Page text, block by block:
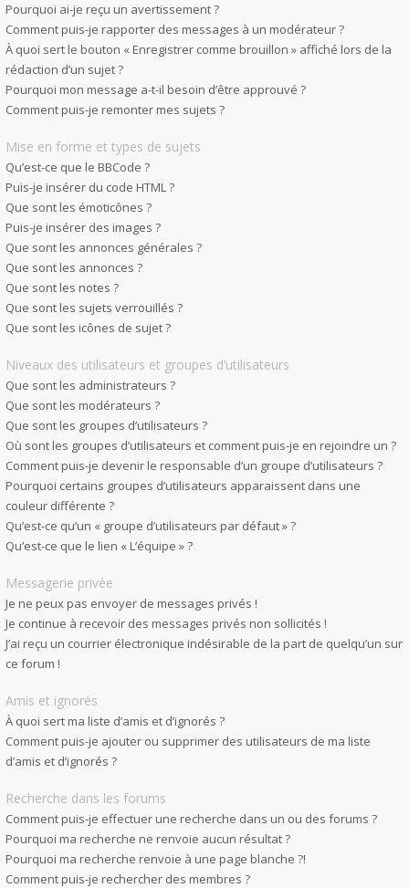
Pourquoi ai-je reçu un avertissement ?
Comment puis-je rapporter des messages à un modérateur ?
À quoi sert le bouton « Enregistrer comme brouillon » affiché lors de la
rédaction d’un sujet ?
Pourquoi mon message a-t-il besoin d’être approuvé ?
Comment puis-je remonter mes sujets ?
Mise en forme et types de sujets
Qu’est-ce que le BBCode ?
Puis-je insérer du code HTML ?
Que sont les émoticônes ?
Puis-je insérer des images ?
Que sont les annonces générales ?
Que sont les annonces ?
Que sont les notes ?
Que sont les sujets verrouillés ?
Que sont les icônes de sujet ?
Niveaux des utilisateurs et groupes d’utilisateurs
Que sont les administrateurs ?
Que sont les modérateurs ?
Que sont les groupes d’utilisateurs ?
Où sont les groupes d’utilisateurs et comment puis-je en rejoindre un ?
Comment puis-je devenir le responsable d’un groupe d’utilisateurs ?
Pourquoi certains groupes d’utilisateurs apparaissent dans une
couleur différente ?
Qu’est-ce qu’un « groupe d’utilisateurs par défaut » ?
Qu’est-ce que le lien « L’équipe » ?
Messagerie privée
Je ne peux pas envoyer de messages privés !
Je continue à recevoir des messages privés non sollicités !
J’ai reçu un courrier électronique indésirable de la part de quelqu’un sur
ce forum !
Amis et ignorés
À quoi sert ma liste d’amis et d’ignorés ?
Comment puis-je ajouter ou supprimer des utilisateurs de ma liste
d’amis et d’ignorés ?
Recherche dans les forums
Comment puis-je effectuer une recherche dans un ou des forums ?
Pourquoi ma recherche ne renvoie aucun résultat ?
Pourquoi ma recherche renvoie à une page blanche ?!
Comment puis-je rechercher des membres ?